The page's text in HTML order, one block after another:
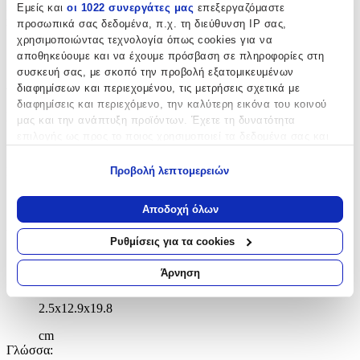
Εμείς και οι 1022 συνεργάτες μας επεξεργαζόμαστε
προσωπικά σας δεδομένα, π.χ. τη διεύθυνση IP σας,
χρησιμοποιώντας τεχνολογία όπως cookies για να
αποθηκεύουμε και να έχουμε πρόσβαση σε πληροφορίες στη
συσκευή σας, με σκοπό την προβολή εξατομικευμένων
διαφημίσεων και περιεχομένου, τις μετρήσεις σχετικά με
διαφημίσεις και περιεχόμενο, την καλύτερη εικόνα του κοινού
μας και την ανάπτυξη προϊόντων. Έχετε τη δυνατότητα
Να συλλέξουμε πληροφορίες σχετικά με τη γεωγραφική
σας τοποθεσία, οι οποίες μπορεί να είναι ακριβείς σε
απόσταση μερικών μέτρων
Να αναγνωρίσουμε τη συσκευή σας σαρώνοντας ενεργά
για συγκεκριμένα χαρακτηριστικά (δακτυλικό αποτύπωμα)
Μάθετε περισσότερα σχετικά με τον τρόπο επεξεργασίας των
προσωπικών σας δεδομένων και καθορίστε τις προτιμήσεις σας
ανακαλέσετε τη συγκατάθεσή σας ανά πάσα στιγμή από τη
Δήλωση Cookies.
Προβολή λεπτομερειών
Αποδοχή όλων
Ρυθμίσεις για τα cookies
Άρνηση
impossible siege. And joining the front line, risking his honour and
reputation in a battle that will test him as never before, is Sharpe . . .
‘A master storyteller’ DAILY TELEGRAPH
Χαρακτηριστικά
Συγγραφέας:
Bernard Cornwell
HarperCollins
Αριθμός Σελίδων:
400
Διαστάσεις
2.5x12.9x19.8
cm
Γλώσσα: